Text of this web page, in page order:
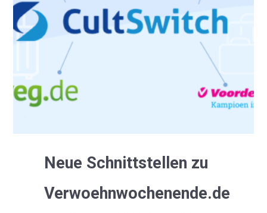
Neue Schnittstellen zu
Verwoehnwochenende.de